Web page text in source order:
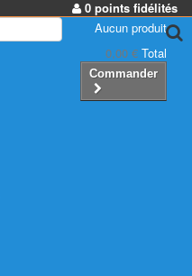
0 points fidélités
Aucun produit
0,00 € Total
Commander